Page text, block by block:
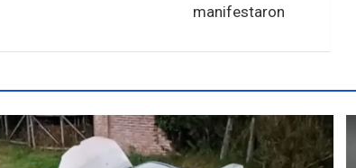
manifestaron